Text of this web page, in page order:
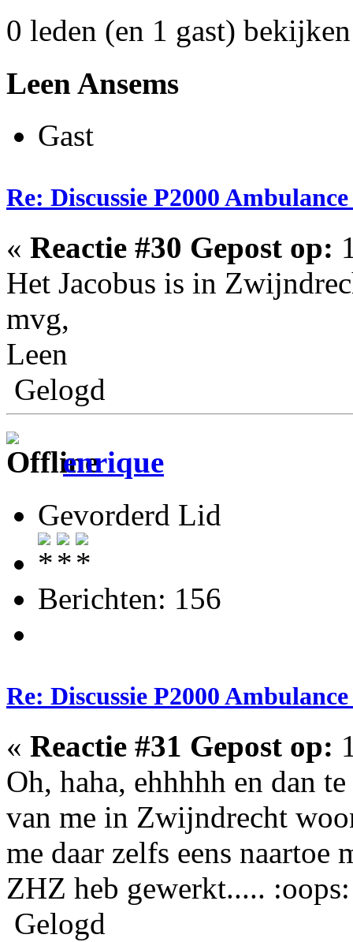
0 leden (en 1 gast)
Leen Ansems
Gast
Re: Discussie P2000
« Reactie #30 Gepost op:
Het Jacobus is in
mvg,
Leen
Gelogd
enrique
Gevorderd Lid
Berichten: 156
Re: Discussie P2000
« Reactie #31 Gepost op:
Oh, haha, ehhhhh en dan
van me in Zwijndrecht
me daar zelfs eens
ZHZ heb gewerkt..... :oops:
Gelogd